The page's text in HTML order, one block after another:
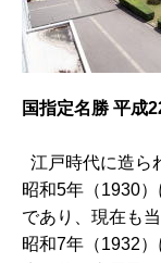
国指定名勝 平成
江戸時代に造ら
昭和5年（1930
であり、現在も
昭和7年（1932